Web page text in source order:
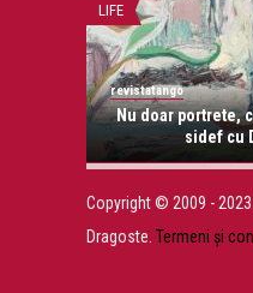
LIFE
revistatango
Nu doar portrete,
sidef cu
Copyright © 2009 -
Dragoste. Termeni și